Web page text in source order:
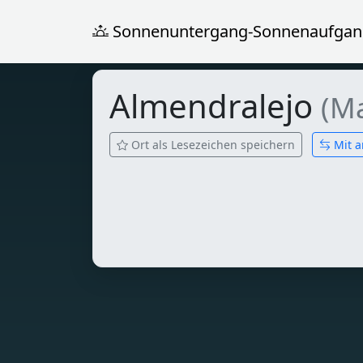
Sonnenuntergang-
Almendralejo
Ort als Lesezeichen speichern Mit